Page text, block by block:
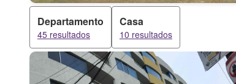
Departamento
45 resultados
Casa
10 resultados